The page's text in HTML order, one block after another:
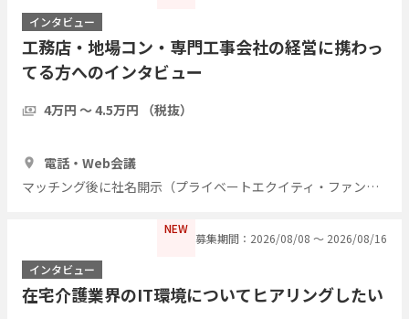
インタビュー
工務店・地場コン・専門工事会社の経営に携わっ
てる方へのインタビュー
4万円 〜 4.5万円 （税抜）
電話・Web会議
マッチング後に社名開示（プライベートエクイティ・ファンド）
NEW
募集期間：2026/08/08 〜 2026/08/16
インタビュー
在宅介護業界のIT環境についてヒアリングしたい